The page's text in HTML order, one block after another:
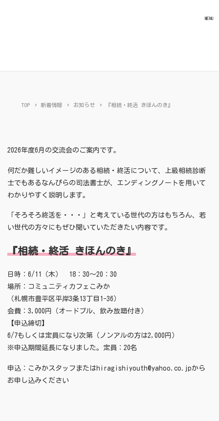
TOP 新着情報 お知らせ 『相続・終活 きほんのき』
2026年度6月の交流会のご案内です。
何だか難しいイメージのある相続・終活について、上級相続診断
士でもあるなんぴらの司法書士が、エンディングノートを用いて
わかりやすく説明します。
「そろそろ終活を・・・」と考えている世代の方はもちろん、若
い世代の方々にもぜひ聞いていただきたい内容です。
『相続・終活 きほんのき』
日時：6/11（木） 18：30～20：30
場所：コミュニティカフェこみか
（札幌市豊平区平岸3条13丁目1-36）
会費：3,000円（オードブル、飲み放題付き）
【申込締切】
6/7もしくは定員になり次第（ノンアルの方は2,000円）
※申込期間延長になりました。定員：20名
申込：こみかスタッフまたはhiragishiyouth@yahoo.co.jpから
お申し込みください
MENU